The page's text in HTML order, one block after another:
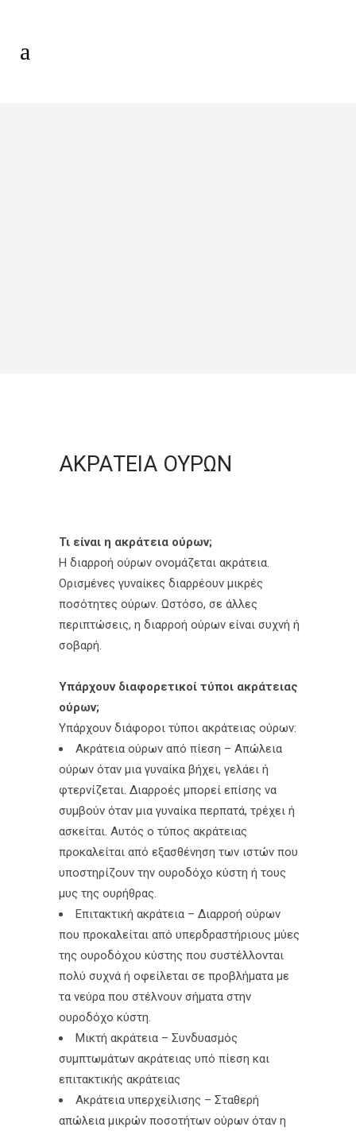
ΑΚΡΑΤΕΙΑ ΟΥΡΩΝ
Τι είναι η ακράτεια ούρων;
Η διαρροή ούρων ονομάζεται ακράτεια.
Ορισμένες γυναίκες διαρρέουν μικρές
ποσότητες ούρων. Ωστόσο, σε άλλες
περιπτώσεις, η διαρροή ούρων είναι συχνή ή
σοβαρή.
Υπάρχουν διαφορετικοί τύποι ακράτειας
ούρων;
Υπάρχουν διάφοροι τύποι ακράτειας ούρων:
Ακράτεια ούρων από πίεση – Απώλεια
ούρων όταν μια γυναίκα βήχει, γελάει ή
φτερνίζεται. Διαρροές μπορεί επίσης να
συμβούν όταν μια γυναίκα περπατά, τρέχει ή
ασκείται. Αυτός ο τύπος ακράτειας
προκαλείται από εξασθένηση των ιστών που
υποστηρίζουν την ουροδόχο κύστη ή τους
μυς της ουρήθρας.
Επιτακτική ακράτεια – Διαρροή ούρων
που προκαλείται από υπερδραστήριους μύες
της ουροδόχου κύστης που συστέλλονται
πολύ συχνά ή οφείλεται σε προβλήματα με
τα νεύρα που στέλνουν σήματα στην
ουροδόχο κύστη.
Μικτή ακράτεια – Συνδυασμός
συμπτωμάτων ακράτειας υπό πίεση και
επιτακτικής ακράτειας
Ακράτεια υπερχείλισης – Σταθερή
απώλεια μικρών ποσοτήτων ούρων όταν η